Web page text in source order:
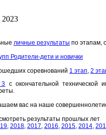
2023
личные результаты по этапам,
Родители-дети и новички
соревнований 1 этап 2
с окончательной
вас на наше
результаты прошлых лет
2018 2017 2016 2015 2014